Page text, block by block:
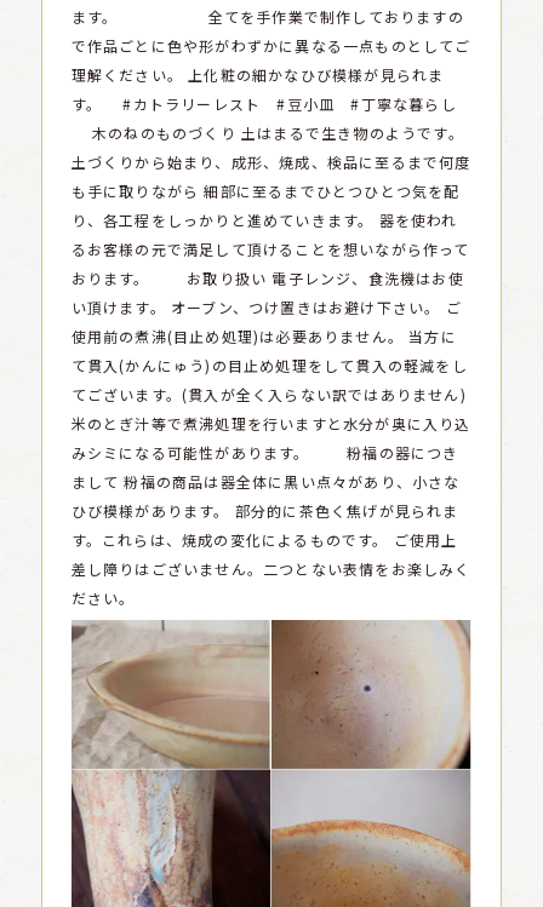
ます。
全てを手作業で制作しておりますの
で作品ごとに色や形がわずかに異なる一点ものとしてご
理解ください。
上化粧の細かなひび模様が見られま
す。
#カトラリーレスト #豆小皿 #丁寧な暮らし
木のねのものづくり 土はまるで生き物のようです。
土づくりから始まり、成形、焼成、検品に至るまで何度
も手に取りながら 細部に至るまでひとつひとつ気を配
り、各工程をしっかりと進めていきます。
器を使われ
るお客様の元で満足して頂けることを想いながら作って
おります。
お取り扱い 電子レンジ、食洗機はお使
い頂けます。
オーブン、つけ置きはお避け下さい。
ご
使用前の煮沸(目止め処理)は必要ありません。
当方に
て貫入(かんにゅう)の目止め処理をして貫入の軽減をし
てございます。(貫入が全く入らない訳ではありません)
米のとぎ汁等で煮沸処理を行いますと水分が奥に入り込
みシミになる可能性があります。
粉福の器につき
まして 粉福の商品は器全体に黒い点々があり、小さな
ひび模様があります。
部分的に茶色く焦げが見られま
す。これらは、焼成の変化によるものです。
ご使用上
差し障りはございません。二つとない表情をお楽しみく
ださい。